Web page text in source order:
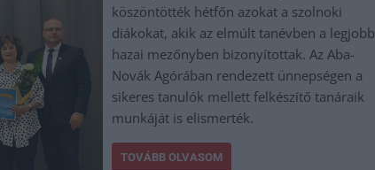
köszöntötték hétfőn azokat a szolnoki
diákokat, akik az elmúlt tanévben a legjobb
hazai mezőnyben bizonyítottak. Az Aba-
Novák Agórában rendezett ünnepségen a
sikeres tanulók mellett felkészítő tanáraik
munkáját is elismerték.
TOVÁBB OLVASOM